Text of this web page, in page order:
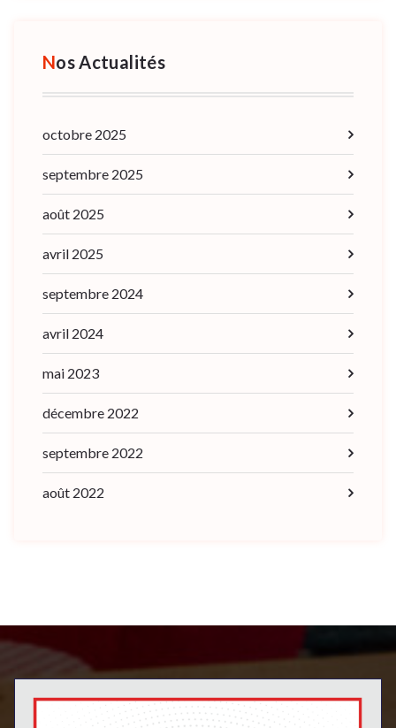
Nos Actualités
octobre 2025
septembre 2025
août 2025
avril 2025
septembre 2024
avril 2024
mai 2023
décembre 2022
septembre 2022
août 2022